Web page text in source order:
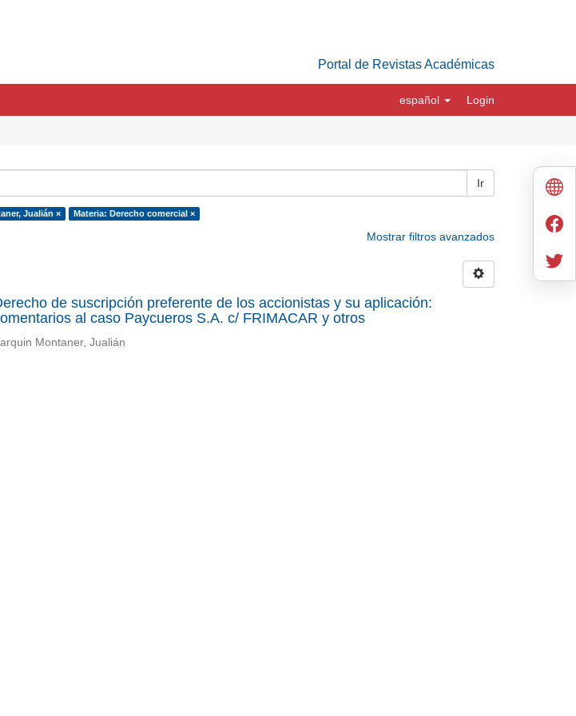
Portal de Revistas Académicas
español Login
Ir
Jualián × Materia: Derecho comercial ×
Mostrar filtros avanzados
de suscripción preferente de los accionistas y su aplicación:
al caso Paycueros S.A. c/ FRIMACAR y otros
Montaner, Jualián